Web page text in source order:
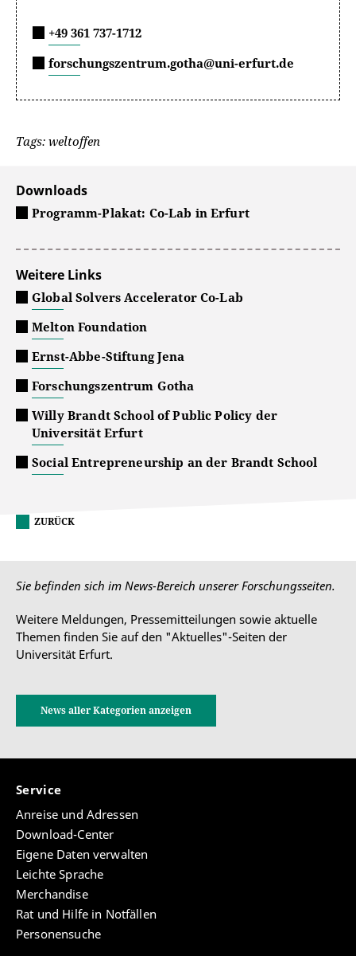
+49 361 737-1712
forschungszentrum.gotha@uni-erfurt.de
Tags: weltoffen
Downloads
Programm-Plakat: Co-Lab in Erfurt
Weitere Links
Global Solvers Accelerator Co-Lab
Melton Foundation
Ernst-Abbe-Stiftung Jena
Forschungszentrum Gotha
Willy Brandt School of Public Policy der
Universität Erfurt
Social Entrepreneurship an der Brandt School
ZURÜCK
Sie befinden sich im News-Bereich unserer Forschungsseiten.
Weitere Meldungen, Pressemitteilungen sowie aktuelle
Themen finden Sie auf den "Aktuelles"-Seiten der
Universität Erfurt.
News aller Kategorien anzeigen
Service
Anreise und Adressen
Download-Center
Eigene Daten verwalten
Leichte Sprache
Merchandise
Rat und Hilfe in Notfällen
Personensuche